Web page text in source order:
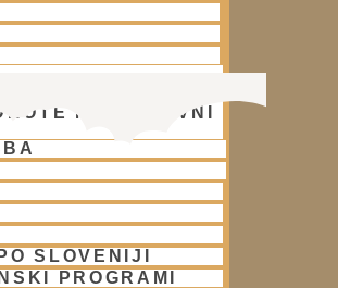
NA DUHOVNI
SLOVENIJI
PROGRAMI